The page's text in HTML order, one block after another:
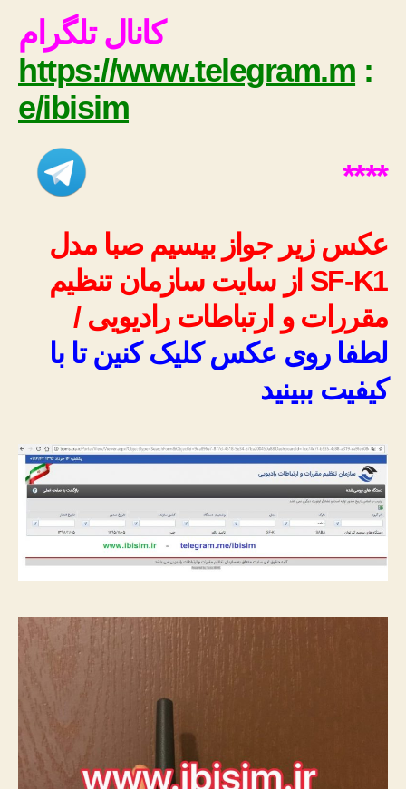
کانال تلگرام
:
https://www.telegram.m
e/ibisim
****
عکس زیر جواز بیسیم صبا مدل
SF-K1 از سایت سازمان تنظیم
مقررات و ارتباطات رادیویی /
لطفا روی عکس کلیک کنین تا با
کیفیت ببینید